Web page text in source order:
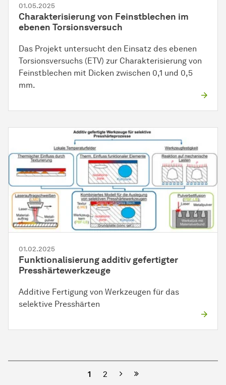
01.05.2025
Charakterisierung von Feinstblechen im
ebenen Torsionsversuch
Das Projekt untersucht den Einsatz des ebenen
Torsionsversuchs (ETV) zur Charakterisierung von
Feinstblechen mit Dicken zwischen 0,1 und 0,5
mm.
01.02.2025
Funktionalisierung additiv gefertigter
Presshärtewerkzeuge
Additive Fertigung von Werkzeugen für das
selektive Presshärten
1 2 Nächste